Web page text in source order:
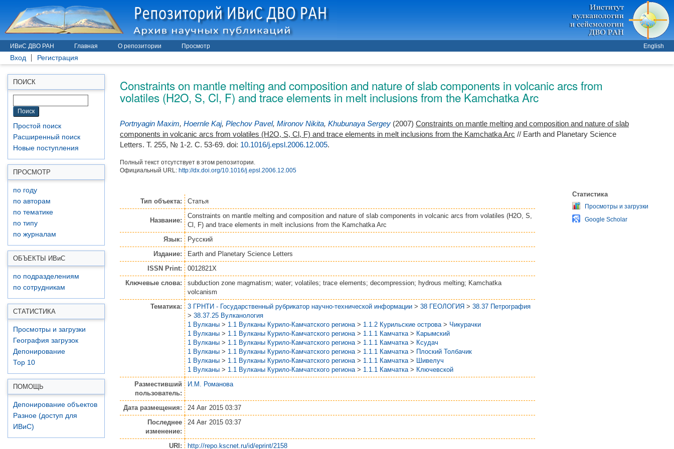
ИВиС ДВО РАН Главная О репозитории Просмотр English
Вход Регистрация
ПОИСК
Простой поиск
Расширенный поиск
Новые поступления
ПРОСМОТР
по году
по авторам
по тематике
по типу
по журналам
ОБЪЕКТЫ ИВиС
по подразделениям
по сотрудникам
СТАТИСТИКА
Просмотры и загрузки
География загрузок
Депонирование
Top 10
ПОМОЩЬ
Депонирование объектов
Разное (доступ для
ИВиС)
Constraints on mantle melting and composition and nature of slab components in volcanic arcs from
volatiles (H2O, S, Cl, F) and trace elements in melt inclusions from the Kamchatka Arc
Portnyagin Maxim, Hoernle Kaj, Plechov Pavel, Mironov Nikita, Khubunaya Sergey (2007) Constraints on mantle melting and composition and nature of slab
components in volcanic arcs from volatiles (H2O, S, Cl, F) and trace elements in melt inclusions from the Kamchatka Arc // Earth and Planetary Science
Letters. Т. 255, № 1-2. С. 53-69. doi: 10.1016/j.epsl.2006.12.005.
Полный текст отсутствует в этом репозитории.
Официальный URL: http://dx.doi.org/10.1016/j.epsl.2006.12.005
Тип объекта: Статья
Название:
Constraints on mantle melting and composition and nature of slab components in volcanic arcs from volatiles (H2O, S,
Cl, F) and trace elements in melt inclusions from the Kamchatka Arc
Язык:
Русский
Издание:
Earth and Planetary Science Letters
ISSN Print:
0012821X
Ключевые слова:
subduction zone magmatism; water; volatiles; trace elements; decompression; hydrous melting; Kamchatka
volcanism
Тематика:
3 ГРНТИ - Государственный рубрикатор научно-технической информации > 38 ГЕОЛОГИЯ > 38.37 Петрография
> 38.37.25 Вулканология
1 Вулканы > 1.1 Вулканы Курило-Камчатского региона > 1.1.2 Курильские острова > Чикурачки
1 Вулканы > 1.1 Вулканы Курило-Камчатского региона > 1.1.1 Камчатка > Карымский
1 Вулканы > 1.1 Вулканы Курило-Камчатского региона > 1.1.1 Камчатка > Ксудач
1 Вулканы > 1.1 Вулканы Курило-Камчатского региона > 1.1.1 Камчатка > Плоский Толбачик
1 Вулканы > 1.1 Вулканы Курило-Камчатского региона > 1.1.1 Камчатка > Шивелуч
1 Вулканы > 1.1 Вулканы Курило-Камчатского региона > 1.1.1 Камчатка > Ключевской
Разместивший
пользователь:
И.М. Романова
Дата размещения:
24 Авг 2015 03:37
Последнее
изменение:
24 Авг 2015 03:37
URI: http://repo.kscnet.ru/id/eprint/2158
Статистика
Просмотры и загрузки
Google Scholar